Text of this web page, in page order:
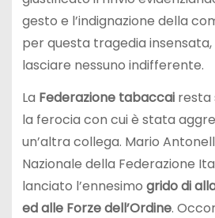
gesto e l’indignazione della
per questa tragedia
lasciare nessuno indifferente.
La Federazione tabaccairesta
la ferocia con cui è stata
un’altra collega. Mario
Nazionale della Federazione
lanciato l’ennesimo grido di
ed alle Forze dell’Ordine.